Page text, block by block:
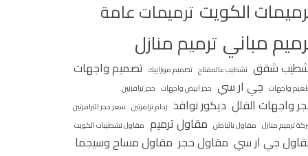
الكويت ترميمات عامة
مباني ترميم منازل
شقق تشطيب عالمفتاح تصميم موزاييك تصميم واجهات
واجهات جي ار سي حجر ابيض واجهات حجر ترافرتين
واجهات الفلل ديكور نوافذ رخام ترافرتين سعر حجر الترافرتين
ترميم منازل مقاول بالباطن مقاول ترميم مقاول تشطيبات الكويت
جي ار سي مقاول حجر مقاول مساح وسيجما